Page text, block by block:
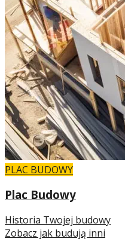
PLAC BUDOWY
Plac Budowy
Historia Twojej budowy
Zobacz jak budują inni